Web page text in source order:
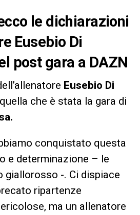
le dichiarazioni
Eusebio Di
post gara a DAZN
Eusebio Di
che è stata la gara di
conquistato questa
e determinazione – le
giallorosso -. Ci dispiace
ripartenze
ma un allenatore